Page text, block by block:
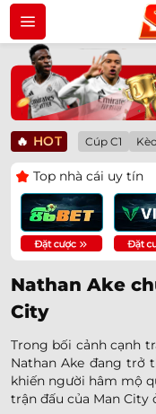
Bỏ
qua
dung
🔥 HOT Cúp C1
Top nhà cái uy tín
Nathan Ake
City
Trong bối cảnh cạnh
Nathan Ake đang trở
khiến người hâm mộ
trận đấu của Man City